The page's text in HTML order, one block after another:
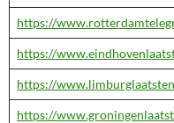
https://
https://
https://
https://